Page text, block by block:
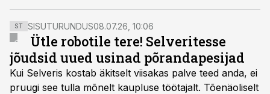
leedulastest soetavad kaupu veebist.
ST SISUTURUNDUS08.07.26, 10:06
Ütle robotile tere! Selveritesse
jõudsid uued usinad põrandapesijad
Kui Selveris kostab äkitselt viisakas palve teed anda, ei
pruugi see tulla mõnelt kaupluse töötajalt. Tõenäoliselt